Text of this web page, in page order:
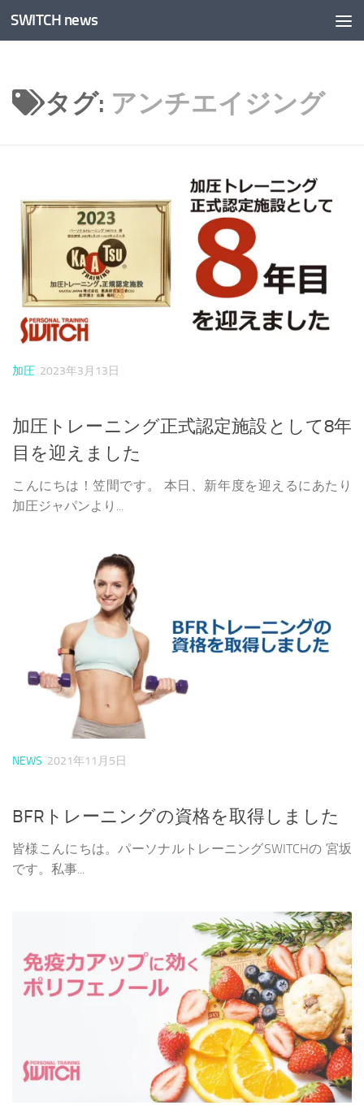
コンテンツへスキップ
SWITCH news
タグ: アンチエイジング
加圧 2023年3月13日
加圧トレーニング正式認定施設として8年
目を迎えました
こんにちは！笠間です。 本日、新年度を迎えるにあたり
加圧ジャパンより...
NEWS 2021年11月5日
BFRトレーニングの資格を取得しました
皆様こんにちは。パーソナルトレーニングSWITCHの 宮坂
です。私事...